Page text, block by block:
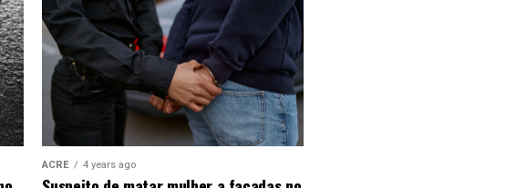
ACRE 4 years ago